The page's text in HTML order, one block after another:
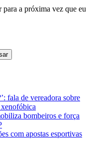
para a próxima vez que eu
fala de vereadora sobre
bombeiros e força
com apostas esportivas